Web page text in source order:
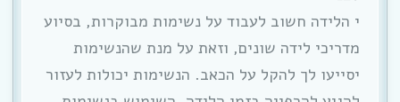
י הלידה חשוב לעבוד על נשימות מבוקרות, בסיוע
מדריכי לידה שונים, וזאת על מנת שהנשימות
יסייעו לך להקל על הכאב. הנשימות יכולות לעזור